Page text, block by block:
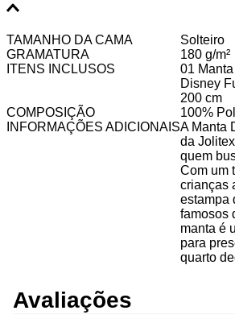
TAMANHO DA CAMA
Solteiro
GRAMATURA
180 g/m²
ITENS INCLUSOS
01
Disney
200 cm
COMPOSIÇÃO
100%
INFORMAÇÕES ADICIONAISA Manta
da
quem
Com um
crianças
estampa
famosos
manta é
para
quarto
Avaliações